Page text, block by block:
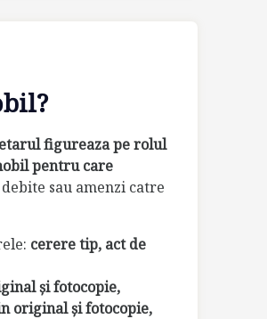
figureaza pe rolul
pentru care
sau amenzi catre
cerere tip, act de
şi fotocopie,
original şi fotocopie,